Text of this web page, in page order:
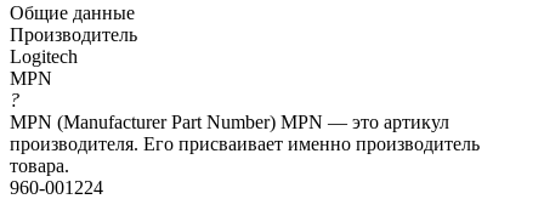
Общие данные
Производитель
Logitech
MPN
?
MPN (Manufacturer Part Number) MPN — это артикул
производителя. Его присваивает именно производитель
товара.
960-001224